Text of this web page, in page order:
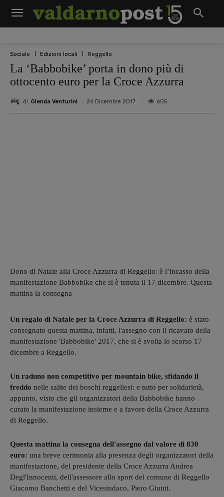
Sociale Edizioni locali Reggello
La ‘Babbobike’ porta in dono più di
ottocento euro per la Croce Azzurra
di Glenda Venturini 24 Dicembre 2017 605
Dono di Natale alla Croce Azzurra di Reggello: è l’incasso della
manifestazione Babbobike che si è tenuta il 17 dicembre. Questa
mattina la consegna
Un regalo di Natale per la Croce Azzurra di Reggello: è stato
consegnato questa mattina, infatti, l'assegno con il ricavato della
manifestazione 'Babbobike' 2017, che si è svolta lo scorso 17
dicembre a Reggello.
Un raduno non competitivo per mountain bike, sfidando il
freddo nelle salite dei boschi reggellesi: e tutto per solidarietà,
appunto, visto che gli organizzatori della Babbobike hanno
curato la manifestazione insieme e a favore della Croce Azzurra
di Reggello.
Questa mattina la consegna dell'assegno dal valore di 830
euro: una breve cerimonia alla presenza degli organizzatori della
manifestazione, del presidente della Croce Azzurra Andrea
Degl'Innocenti, dell'assessore allo sport del comune di Reggello
Giacomo Banchetti e del Vicesindaco, Piero Giunti.